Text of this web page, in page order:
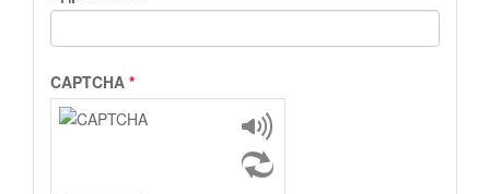
CAPTCHA *